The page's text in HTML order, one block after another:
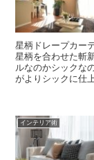
星柄ドレープカー
星柄を合わせた斬
ルなのかシックな
がよりシックに仕
インテリア術